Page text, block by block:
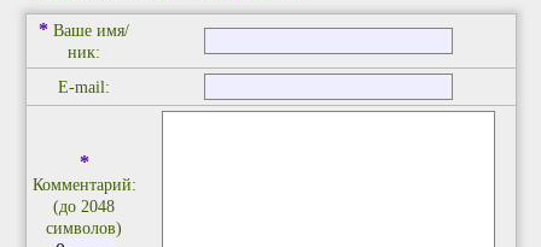
* Ваше имя/
ник:
E-mail:
*
Комментарий:
(до 2048
символов)